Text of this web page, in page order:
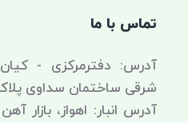
تماس با ما
شرقی ساختمان سداوی پلاک50، طبقه اول
آدرس انبار: اهواز، بازار